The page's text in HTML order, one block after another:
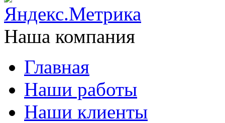
Наша компания
Главная
Наши работы
Наши клиенты